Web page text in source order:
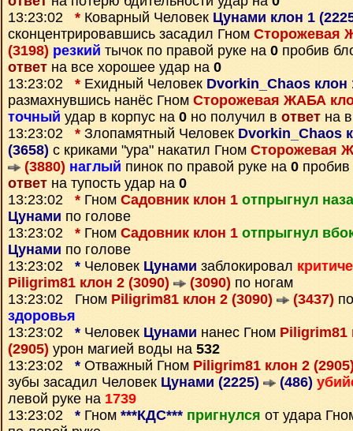
13:23:02 * Коварный Человек Цунами клон 1
сконцентрировавшись засадил Гном Сторожевая
(3198) резкий тычок по правой руке на 0 пробив
ответ на все хорошее удар на 0
13:23:02 * Ехидный Человек Dvorkin_Chaos клон
размахнувшись нанёс Гном Сторожевая ЖАБА
точный удар в корпус на 0 но получил в ответ на
13:23:02 * Злопамятный Человек Dvorkin_Chaos
(3658) с криками "ура" накатил Гном Сторожевая
(3880) наглый пинок по правой руке на 0
ответ на тупость удар на 0
13:23:02 * Гном Садовник клон 1 отпрыгнул
Цунами по голове
13:23:02 * Гном Садовник клон 1 отпрыгнул
Цунами по голове
13:23:02 * Человек Цунами заблокировал
Piligrim81 клон 2 (3090)
(3090) по ногам
13:23:02 Гном Piligrim81 клон 2 (3090) (3437)
здоровья
13:23:02 * Человек Цунами нанес Гном Piligrim81
(2905) урон магией воды на 532
13:23:02 * Отважный Гном Piligrim81 клон 2
зубы засадил Человек Цунами (2225) (486)
левой руке на 1739
13:23:02 * Гном ***КДС*** пригнулся от удара